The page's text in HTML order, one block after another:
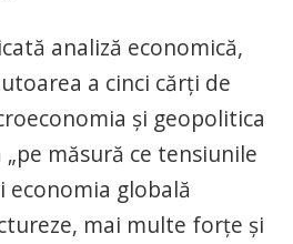
analiză economică,
a cinci cărți de
și geopolitica
„pe măsură ce tensiunile
economia globală
mai multe forțe și